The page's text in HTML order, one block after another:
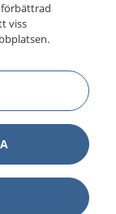
förbättrad
viss